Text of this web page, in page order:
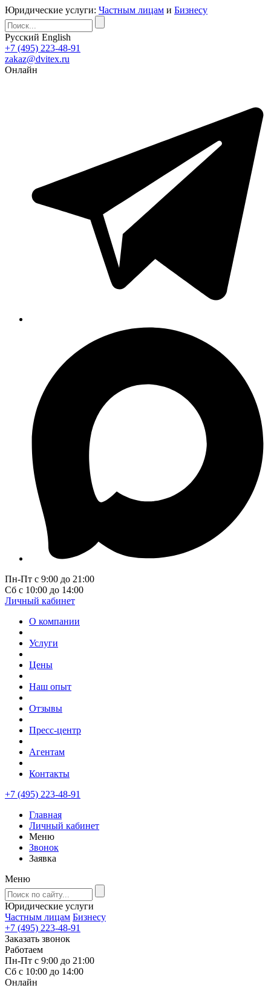
Юридические услуги: Частным лицам и Бизнесу
Русский English
+7 (495) 223-48-91
zakaz@dvitex.ru
Онлайн
Пн-Пт с 9:00 до 21:00
Сб с 10:00 до 14:00
Личный кабинет
О компании
Услуги
Цены
Наш опыт
Отзывы
Пресс-центр
Агентам
Контакты
+7 (495) 223-48-91
Главная
Личный кабинет
Меню
Звонок
Заявка
Меню
Юридические услуги
Частным лицам Бизнесу
+7 (495) 223-48-91
Заказать звонок
Работаем
Пн-Пт с 9:00 до 21:00
Сб с 10:00 до 14:00
Онлайн